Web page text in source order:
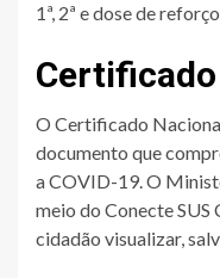
1ª, 2ª e dose de
O Certificado
documento que
a COVID-19. O
meio do Conecte SUS
cidadão visualizar,